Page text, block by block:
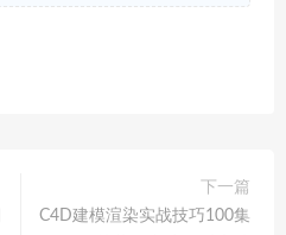
下一篇
C4D建模渲染实战技巧100集